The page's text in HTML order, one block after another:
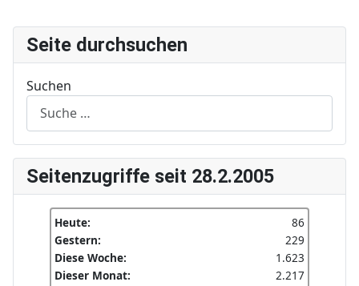
Seite durchsuchen
Suchen
Seitenzugriffe seit 28.2.2005
Heute:
86
Gestern:
229
Diese Woche:
1.623
Dieser Monat:
2.217